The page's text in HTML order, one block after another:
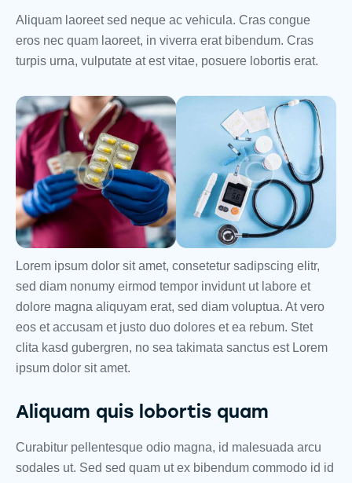
Aliquam laoreet sed neque ac vehicula. Cras congue
eros nec quam laoreet, in viverra erat bibendum. Cras
turpis urna, vulputate at est vitae, posuere lobortis erat.
Lorem ipsum dolor sit amet, consetetur sadipscing elitr,
sed diam nonumy eirmod tempor invidunt ut labore et
dolore magna aliquyam erat, sed diam voluptua. At vero
eos et accusam et justo duo dolores et ea rebum. Stet
clita kasd gubergren, no sea takimata sanctus est Lorem
ipsum dolor sit amet.
Aliquam quis lobortis quam
Curabitur pellentesque odio magna, id malesuada arcu
sodales ut. Sed sed quam ut ex bibendum commodo id id